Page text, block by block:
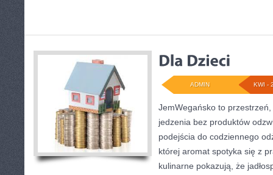
KWI -
ADMIN
JemWegańsko to
jedzenia bez produktów
podejścia do codziennego
której aromat spotyka się z
kulinarne pokazują, że